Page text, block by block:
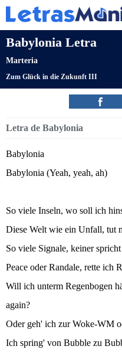
Babylonia Letra
Marteria
Zum Glück in die Zukunft III
Letra de Babylonia
Babylonia
Babylonia (Yeah, yeah, ah)
So viele Inseln, wo soll ich
Diese Welt wie ein Unfall, tut
So viele Signale, keiner
Peace oder Randale, rette ich
Will ich unterm Regenbogen
again?
Oder geh' ich zur Woke-WM
Ich spring' von Bubble zu